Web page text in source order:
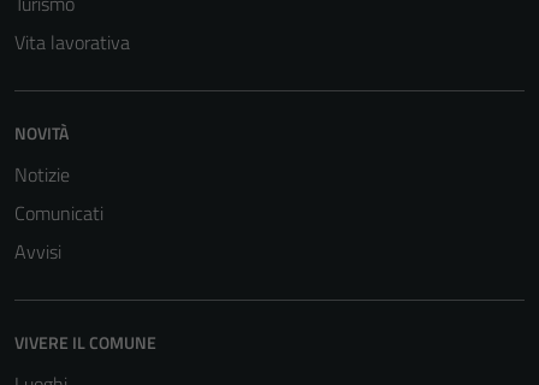
Vita lavorativa
NOVITÀ
Notizie
Comunicati
Avvisi
VIVERE IL COMUNE